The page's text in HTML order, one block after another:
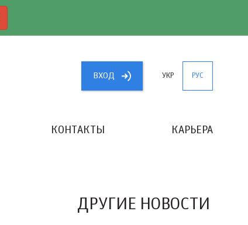
ВХОД УКР РУС
КОНТАКТЫ КАРЬЕРА
ДРУГИЕ НОВОСТИ